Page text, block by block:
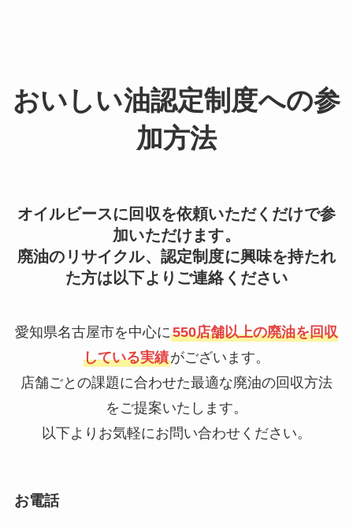
おいしい油認定制度への参
加方法
オイルビースに回収を依頼いただくだけで参
加いただけます。
廃油のリサイクル、認定制度に興味を持たれ
た方は以下よりご連絡ください
愛知県名古屋市を中心に550店舗以上の廃油を回収
している実績がございます。
店舗ごとの課題に合わせた最適な廃油の回収方法
をご提案いたします。
以下よりお気軽にお問い合わせください。
お電話